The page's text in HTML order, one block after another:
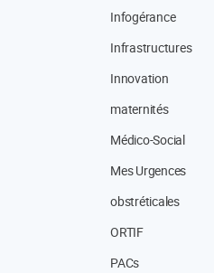
Infogérance
Infrastructures
Innovation
maternités
Médico-Social
Mes Urgences
obstréticales
ORTIF
PACs